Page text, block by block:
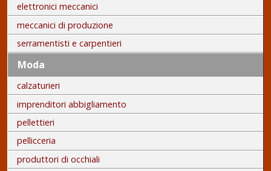
elettronici meccanici
meccanici di produzione
serramentisti e carpentieri
Moda
calzaturieri
imprenditori abbigliamento
pellettieri
pellicceria
produttori di occhiali